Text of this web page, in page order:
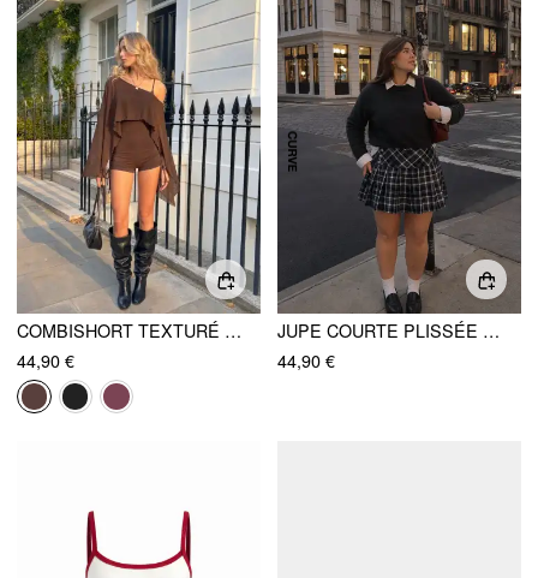
COMBISHORT TEXTURÉ SLIM COL BATEAU TAILLE HAUTE AVEC FOULARD
44,90 €
JUPE COURTE PLISSÉE TAILLE BASSE À SURPIQÛRES, BOUTONS, COURBES ET GRANDE TAILLE
44,90 €